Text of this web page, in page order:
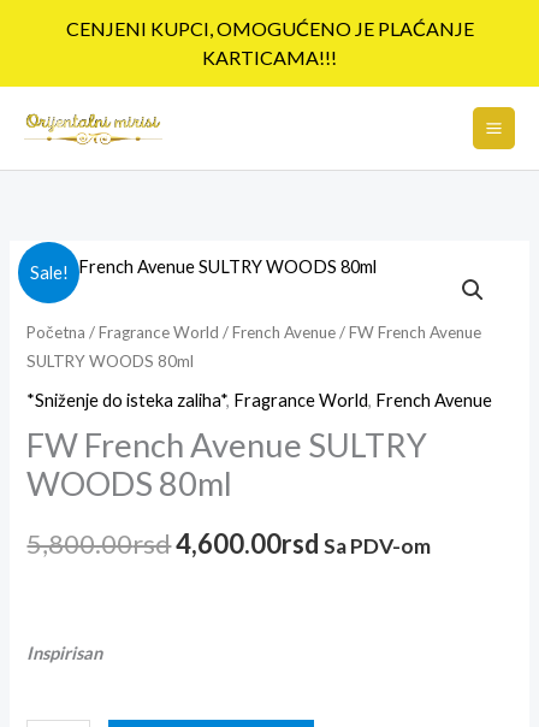
CENJENI KUPCI, OMOGUĆENO JE PLAĆANJE
KARTICAMA!!!
Sale!
Početna /Fragrance World /French Avenue/ FW French Avenue
SULTRY WOODS 80ml
*Sniženje do isteka zaliha*, Fragrance World, French Avenue
FW French Avenue SULTRY
WOODS 80ml
5,800.00rsd
Originalna
cena
je
bila:
5,800.00rsd.
4,600.00rsd
Trenutna
cena
4,600.00rsd.
Sa PDV-om
Inspirisan
FW
French
Avenue
SULTRY
WOODS
količina